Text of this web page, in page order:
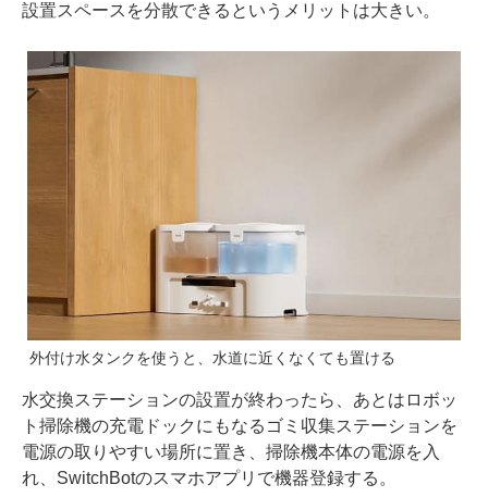
設置スペースを分散できるというメリットは大きい。
外付け水タンクを使うと、水道に近くなくても置ける
水交換ステーションの設置が終わったら、あとはロボッ
ト掃除機の充電ドックにもなるゴミ収集ステーションを
電源の取りやすい場所に置き、掃除機本体の電源を入
れ、SwitchBotのスマホアプリで機器登録する。